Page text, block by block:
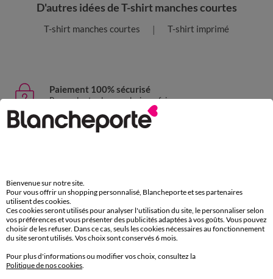
D'autres idées de T-shirt manches courtes
T-shirt manches courtes T-shirt imprimé
Paiement 100% sécurisé
Payez plus tard ou en plusieurs fois
Livraison express
sous 30 jours avec Mondial Relay uniquement
Service clients
par chat et par téléphone
de 8h00 à 20h00 du lundi au samedi
Bienvenue sur notre site.
Pour vous offrir un shopping personnalisé, Blancheporte et ses partenaires
utilisent des cookies.
Ces cookies seront utilisés pour analyser l'utilisation du site, le personnaliser selon
vos préférences et vous présenter des publicités adaptées à vos goûts. Vous pouvez
choisir de les refuser. Dans ce cas, seuls les cookies nécessaires au fonctionnement
du site seront utilisés. Vos choix sont conservés 6 mois.
Pour plus d'informations ou modifier vos choix, consultez la
Politique de nos cookies